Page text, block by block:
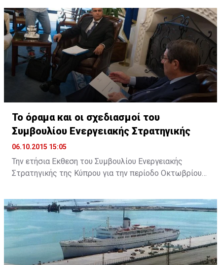
συζητήσουν με τους ευρωβουλευτές τα ζητήματα που
πρέπει να αντιμετωπίσει η ΕΕ.
Το όραμα και οι σχεδιασμοί του
Συμβουλίου Ενεργειακής Στρατηγικής
06.10.2015 15:05
Την ετήσια Εκθεση του Συμβουλίου Ενεργειακής
Στρατηγικής της Κύπρου για την περίοδο Οκτωβρίου
της Δημοκρατίας ο Πρόεδρος του Συμβουλίου
Ανδρέας Πουλλικάς. Παραλαμβάνοντας την Έκθεση, ο
Πρόεδρος Αναστασιάδης εξήρε το ρόλο του
Συμβουλίου και ανάλογων φορέων, σημειώνοντας ότι
θα υπάρχει ακόμη μεγαλύτερη αξιοποίηση του
επιστημονικού προσωπικού ...